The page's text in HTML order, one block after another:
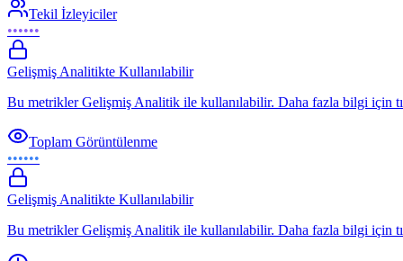
Tekil İzleyiciler
••••••
Gelişmiş Analitikte Kullanılabilir
Bu metrikler Gelişmiş Analitik ile kullanılabilir. Daha fazla bilgi için
Toplam Görüntülenme
••••••
Gelişmiş Analitikte Kullanılabilir
Bu metrikler Gelişmiş Analitik ile kullanılabilir. Daha fazla bilgi için